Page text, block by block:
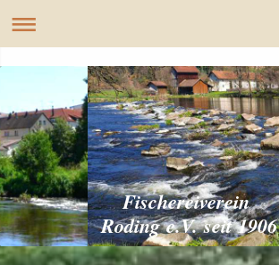
Fischereiverein
Roding e.V. seit 1906